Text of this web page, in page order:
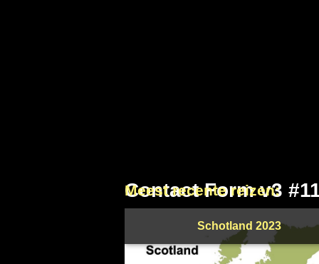
Contact Form v3
Meest recente reizen:
Schotland 2023